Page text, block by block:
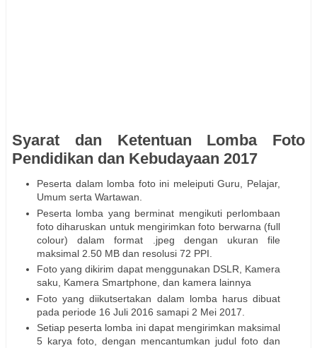
Syarat dan Ketentuan Lomba Foto
Pendidikan dan Kebudayaan 2017
Peserta dalam lomba foto ini meleiputi Guru, Pelajar,
Umum serta Wartawan.
Peserta lomba yang berminat mengikuti perlombaan
foto diharuskan untuk mengirimkan foto berwarna (full
colour) dalam format .jpeg dengan ukuran file
maksimal 2.50 MB dan resolusi 72 PPI.
Foto yang dikirim dapat menggunakan DSLR, Kamera
saku, Kamera Smartphone, dan kamera lainnya
Foto yang diikutsertakan dalam lomba harus dibuat
pada periode 16 Juli 2016 samapi 2 Mei 2017.
Setiap peserta lomba ini dapat mengirimkan maksimal
5 karya foto, dengan mencantumkan judul foto dan